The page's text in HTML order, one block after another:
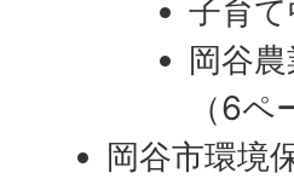
子育
岡谷
（6
岡谷市環境